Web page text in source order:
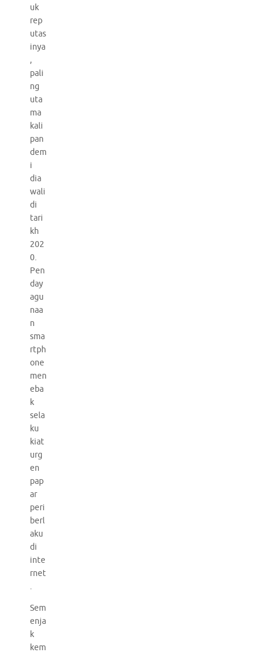
uk
rep
utas
inya
,
pali
ng
uta
ma
kali
pan
dem
i
dia
wali
di
tari
kh
202
0.
Pen
day
agu
naa
n
sma
rtph
one
men
eba
k
sela
ku
kiat
urg
en
pap
ar
peri
berl
aku
di
inte
rnet
.
Sem
enja
k
kem